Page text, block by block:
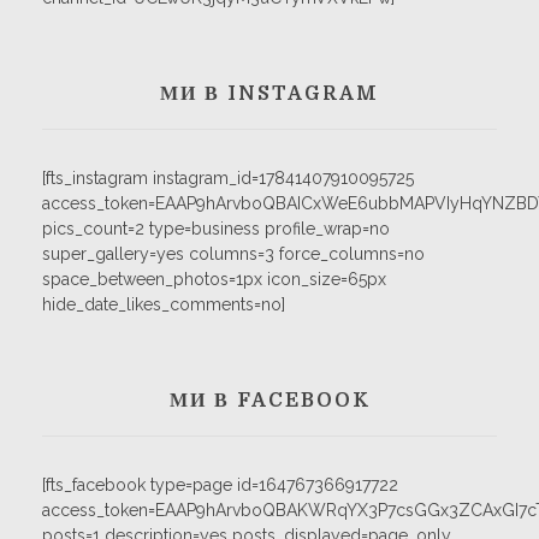
МИ В INSTAGRAM
[fts_instagram instagram_id=17841407910095725
pics_count=2 type=business profile_wrap=no
super_gallery=yes columns=3 force_columns=no
space_between_photos=1px icon_size=65px
hide_date_likes_comments=no]
МИ В FACEBOOK
[fts_facebook type=page id=164767366917722
posts=1 description=yes posts_displayed=page_only